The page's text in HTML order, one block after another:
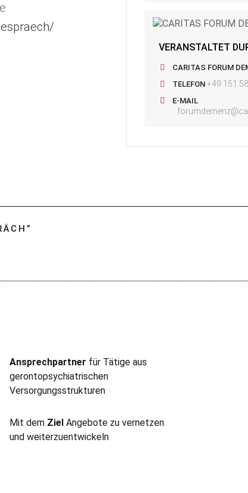
VERANSTALTET
CARITAS FORUM
TELEFON +49 151
E-MAIL
”
Ansprechpartner für Tätige aus
gerontopsychiatrischen
Versorgungsstrukturen
Mit dem Ziel Angebote zu vernetzen
und weiterzuentwickeln